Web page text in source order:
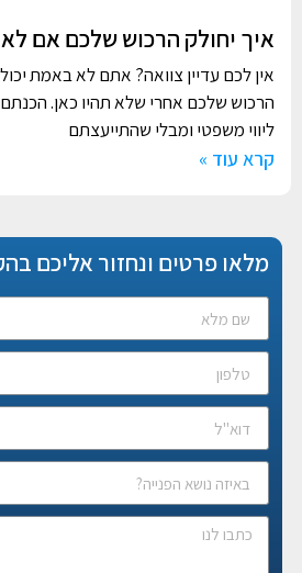
איך יחולק הרכוש שלכם אם לא
אין לכם עדיין צוואה? אתם לא באמת
הרכוש שלכם אחרי שלא תהיו כאן.
ליווי משפטי ומבלי שהתייעצתם
קרא עוד »
מלאו פרטים ונחזור אליכם